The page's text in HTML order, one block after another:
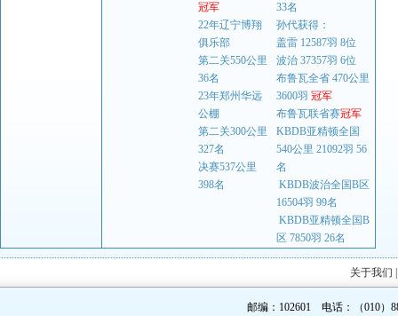
冠军
22年辽宁博翔
俱乐部
第二关550公里
36名
23年郑州华远
公棚
第二关300公里
327名
决赛537公里
398名
33名
孙代获得：
盖雷 12587羽 8位
波治 37357羽 6位
布鲁瓦全省 470公里
3600羽 冠军
布鲁瓦联省赛冠军
KBDB亚精顿全国
540公里 21092羽 56
名
KBDB波治全国B区
16504羽 99名
KBDB亚精顿全国B
区 7850羽 26名
关于我们
邮编：102601 电话：（010）